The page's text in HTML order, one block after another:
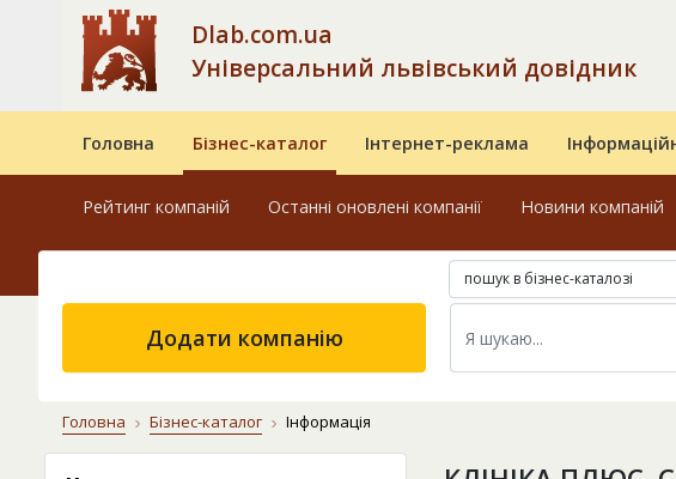
Dlab.com.ua
Універсальний львівський довідник
Головна Бізнес-каталог Інтернет-реклама
Рейтинг компаній Останні оновлені компанії Новини компаній
пошук в бізнес-каталозі
Додати компанію
Головна Бізнес-каталог Інформація